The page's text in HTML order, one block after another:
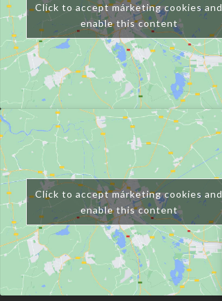
Click to accept márketing cookies and
enable this content
Click to accept márketing cookies and
enable this content